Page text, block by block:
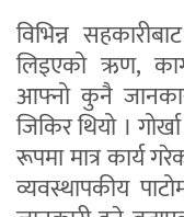
विभिन्न
लिइएको ऋण,
आफ्नो कुनै
जिकिर थियो ।
रूपमा मात्र कार्य
व्यवस्थापकीय